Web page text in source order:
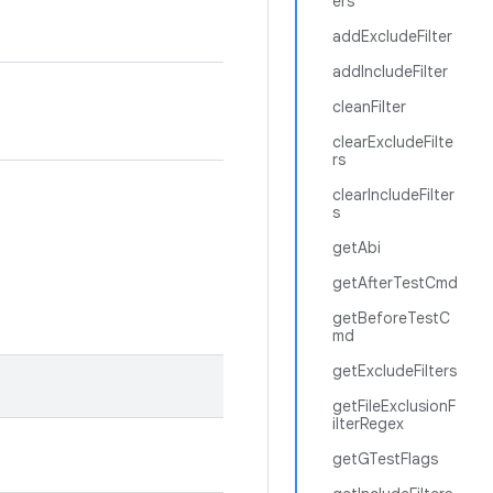
addExcludeFilter
addIncludeFilter
cleanFilter
clearExcludeFilte
rs
clearIncludeFilter
s
getAbi
getAfterTestCmd
getBeforeTestC
md
getExcludeFilters
getFileExclusionF
ilterRegex
getGTestFlags